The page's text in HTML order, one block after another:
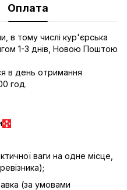
Оплата
в тому числі кур'єрська
1-3 днів, Новою Поштою
в день отримання
год.
ваги на одне місце,
(за умовами